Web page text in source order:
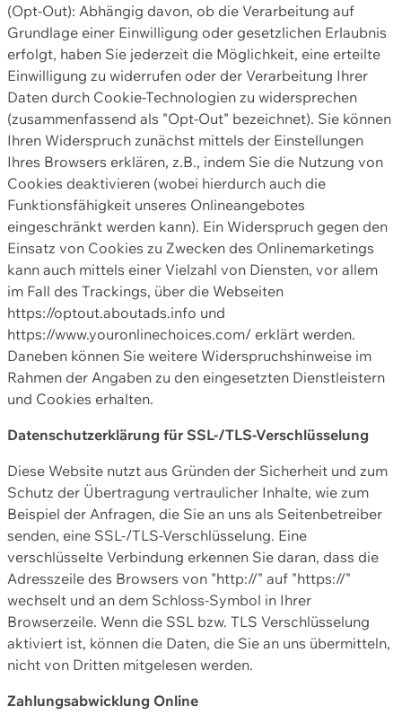
(Opt-Out): Abhängig davon, ob die Verarbeitung auf
Grundlage einer Einwilligung oder gesetzlichen Erlaubnis
erfolgt, haben Sie jederzeit die Möglichkeit, eine erteilte
Einwilligung zu widerrufen oder der Verarbeitung Ihrer
Daten durch Cookie-Technologien zu widersprechen
(zusammenfassend als "Opt-Out" bezeichnet). Sie können
Ihren Widerspruch zunächst mittels der Einstellungen
Ihres Browsers erklären, z.B., indem Sie die Nutzung von
Cookies deaktivieren (wobei hierdurch auch die
Funktionsfähigkeit unseres Onlineangebotes
eingeschränkt werden kann). Ein Widerspruch gegen den
Einsatz von Cookies zu Zwecken des Onlinemarketings
kann auch mittels einer Vielzahl von Diensten, vor allem
im Fall des Trackings, über die Webseiten
https://optout.aboutads.info und
https://www.youronlinechoices.com/ erklärt werden.
Daneben können Sie weitere Widerspruchshinweise im
Rahmen der Angaben zu den eingesetzten Dienstleistern
und Cookies erhalten.
Datenschutzerklärung für SSL-/TLS-Verschlüsselung
Diese Website nutzt aus Gründen der Sicherheit und zum
Schutz der Übertragung vertraulicher Inhalte, wie zum
Beispiel der Anfragen, die Sie an uns als Seitenbetreiber
senden, eine SSL-/TLS-Verschlüsselung. Eine
verschlüsselte Verbindung erkennen Sie daran, dass die
Adresszeile des Browsers von "http://" auf "https://"
wechselt und an dem Schloss-Symbol in Ihrer
Browserzeile. Wenn die SSL bzw. TLS Verschlüsselung
aktiviert ist, können die Daten, die Sie an uns übermitteln,
nicht von Dritten mitgelesen werden.
Zahlungsabwicklung Online